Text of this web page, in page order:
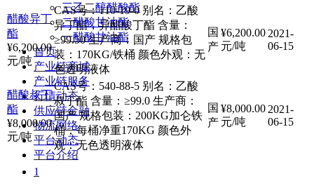
三乙二醇醋酸酯
二醋酸甘油酯
一醋酸甘油酯
首页
产业链商城
产业链服务
行情动态
供应链金融
物流网络
平台动态
平台介绍
醋酸异丁
酯
¥6,200.00
元/吨
CAS号：110-19-0 别名：乙酸
异丁酯，异醋酸丁酯 含量：
≥99.50 生产商：国产 规格包
装：170KG/铁桶 颜色外观：无
色透明液体
国
产
¥6,200.00
元/吨
2021-
06-15
醋酸叔丁
酯
¥8,000.00
元/吨
CAS号：540-88-5 别名：乙酸
叔丁酯 含量：≥99.0 生产商：
国产 规格包装：200KG加仑铁
桶，每桶净重170KG 颜色外
观：无色透明液体
国
产
¥8,000.00
元/吨
2021-
06-15
1